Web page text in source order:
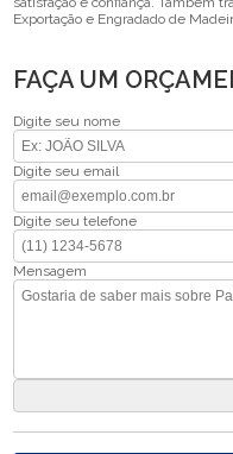
Exportação e Engradado de
FAÇA UM
Digite seu nome
Digite seu email
Digite seu telefone
Mensagem